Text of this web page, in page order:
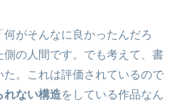
がそんなに良かったんだろ
側の人間です。でも考えて、書
。これは評価されているので
れない構造をしている作品なん